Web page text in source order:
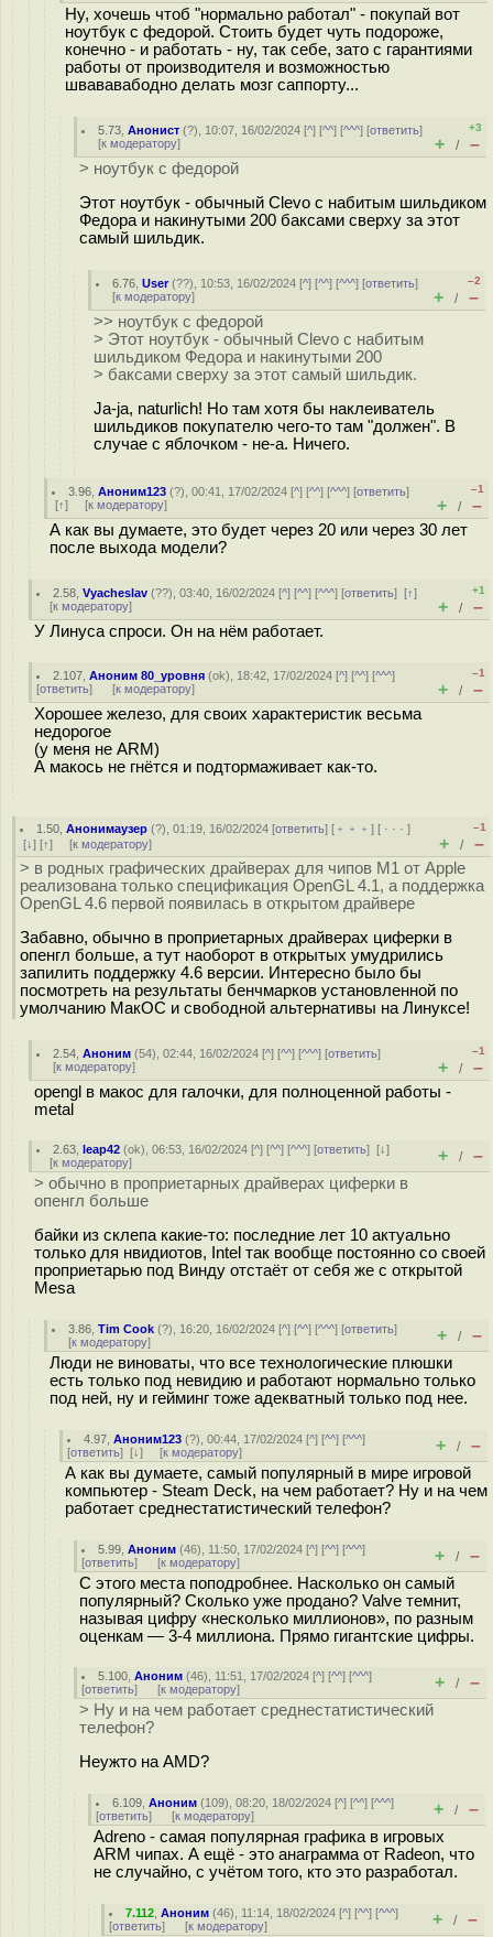
Ну, хочешь чтоб "нормально работал" - покупай вот
ноутбук с федорой. Стоить будет чуть подороже,
конечно - и работать - ну, так себе, зато с гарантиями
работы от производителя и возможностью
швававабодно делать мозг саппорту...
5.73 ,Анонист (?), 10:07, 16/02/2024 [^] [^^] [^^^] [ответить]
[к модератору]
+3
+ / –
> ноутбук с федорой
Этот ноутбук - обычный Clevo с набитым шильдиком
Федора и накинутыми 200 баксами сверху за этот
самый шильдик.
6.76 ,User(??), 10:53, 16/02/2024 [^] [^^] [^^^] [ответить]
[к модератору]
–2
+ / –
>> ноутбук с федорой
> Этот ноутбук - обычный Clevo с набитым
шильдиком Федора и накинутыми 200
> баксами сверху за этот самый шильдик.
Ja-ja, naturlich! Но там хотя бы наклеиватель
шильдиков покупателю чего-то там "должен". В
случае с яблочком - не-а. Ничего.
3.96 ,Аноним123 (?), 00:41, 17/02/2024 [^] [^^] [^^^] [ответить]
[↑] [к модератору]
–1
+ / –
А как вы думаете, это будет через 20 или через 30 лет
после выхода модели?
2.58 ,Vyacheslav (??), 03:40, 16/02/2024 [^] [^^] [^^^] [ответить][↑]
[к модератору]
+1
+ / –
У Линуса спроси. Он на нём работает.
2.107 ,Аноним 80_уровня (ok), 18:42, 17/02/2024 [^] [^^] [^^^]
[ответить] [к модератору]
–1
+ / –
Хорошее железо, для своих характеристик весьма
недорогое
(у меня не ARM)
А макось не гнётся и подтормаживает как-то.
1.50 ,Анонимаузер (?), 01:19, 16/02/2024 [ответить] [ ﹢﹢﹢] [ · · ·]
[↓] [↑] [к модератору]
–1
+ / –
> в родных графических драйверах для чипов M1 от Apple
реализована только спецификация OpenGL 4.1, а поддержка
OpenGL 4.6 первой появилась в открытом драйвере
Забавно, обычно в проприетарных драйверах циферки в
опенгл больше, а тут наоборот в открытых умудрились
запилить поддержку 4.6 версии. Интересно было бы
посмотреть на результаты бенчмарков установленной по
умолчанию МакОС и свободной альтернативы на Линуксе!
2.54 ,Аноним (54), 02:44, 16/02/2024 [^] [^^] [^^^] [ответить]
[к модератору]
–1
+ / –
opengl в макос для галочки, для полноценной работы -
metal
2.63 ,leap42 (ok), 06:53, 16/02/2024 [^] [^^] [^^^] [ответить][↓]
[к модератору] + / –
> обычно в проприетарных драйверах циферки в
опенгл больше
байки из склепа какие-то: последние лет 10 актуально
только для нвидиотов, Intel так вообще постоянно со своей
проприетарью под Винду отстаёт от себя же с открытой
Mesa
3.86 ,Tim Cook (?), 16:20, 16/02/2024 [^] [^^] [^^^] [ответить]
[к модератору] + / –
Люди не виноваты, что все технологические плюшки
есть только под невидию и работают нормально только
под ней, ну и гейминг тоже адекватный только под нее.
4.97 ,Аноним123 (?), 00:44, 17/02/2024 [^] [^^] [^^^]
[ответить] [↓] [к модератору] + / –
А как вы думаете, самый популярный в мире игровой
компьютер - Steam Deck, на чем работает? Ну и на чем
работает среднестатистический телефон?
5.99 ,Аноним (46), 11:50, 17/02/2024 [^] [^^] [^^^]
[ответить] [к модератору] + / –
С этого места поподробнее. Насколько он самый
популярный? Сколько уже продано? Valve темнит,
называя цифру «несколько миллионов», по разным
оценкам — 3-4 миллиона. Прямо гигантские цифры.
5.100 ,Аноним (46), 11:51, 17/02/2024 [^] [^^] [^^^]
[ответить] [к модератору] + / –
> Ну и на чем работает среднестатистический
телефон?
Неужто на AMD?
6.109 ,Аноним (109), 08:20, 18/02/2024 [^] [^^] [^^^]
[ответить] [к модератору] + / –
Adreno - самая популярная графика в игровых
ARM чипах. А ещё - это анаграмма от Radeon, что
не случайно, с учётом того, кто это разработал.
7.112 ,Аноним (46), 11:14, 18/02/2024 [^] [^^] [^^^]
[ответить] [к модератору] + / –